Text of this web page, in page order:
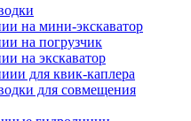
на мини-экскаватор
на погрузчик
на экскаватор
для квик-каплера
для совмещения